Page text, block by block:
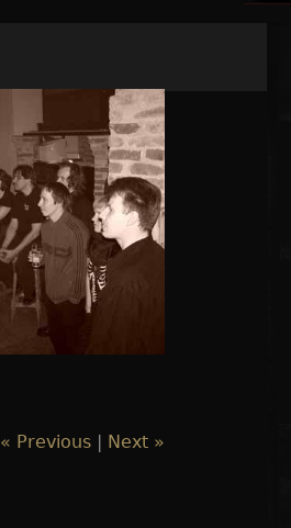
« Previous| Next »